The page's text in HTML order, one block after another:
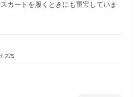
カートを履くときにも重宝していま
ズ/S